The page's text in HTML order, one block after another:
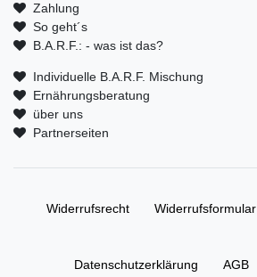
Zahlung
So geht´s
B.A.R.F.: - was ist das?
Individuelle B.A.R.F. Mischung
Ernährungsberatung
über uns
Partnerseiten
Widerrufs­recht Widerrufs­formular
Daten­schutz­erklärung AGB